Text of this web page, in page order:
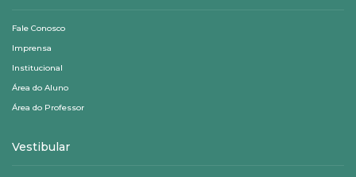
Fale Conosco
Imprensa
Institucional
Área do Aluno
Área do Professor
Vestibular